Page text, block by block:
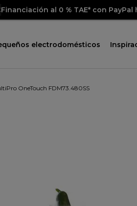
Financiación al 0 % TAE* con
electrodomésticos
OneTouch FDM73.480SS